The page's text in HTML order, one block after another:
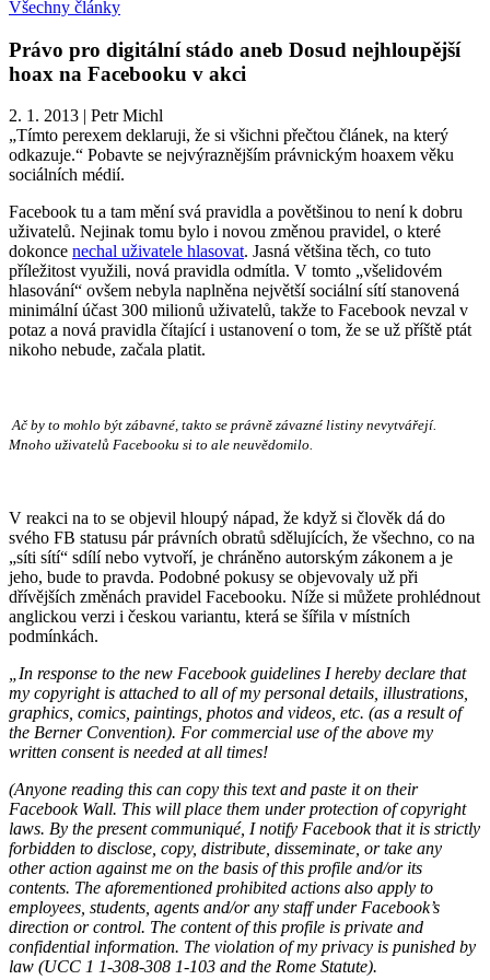
Všechny články
Právo pro digitální stádo aneb Dosud nejhloupější
hoax na Facebooku v akci
2. 1. 2013 | Petr Michl
„Tímto perexem deklaruji, že si všichni přečtou článek, na který
odkazuje.“ Pobavte se nejvýraznějším právnickým hoaxem věku
sociálních médií.
Facebook tu a tam mění svá pravidla a povětšinou to není k dobru
uživatelů. Nejinak tomu bylo i novou změnou pravidel, o které
dokonce nechal uživatele hlasovat. Jasná většina těch, co tuto
příležitost využili, nová pravidla odmítla. V tomto „všelidovém
hlasování“ ovšem nebyla naplněna největší sociální sítí stanovená
minimální účast 300 milionů uživatelů, takže to Facebook nevzal v
potaz a nová pravidla čítající i ustanovení o tom, že se už příště ptát
nikoho nebude, začala platit.
Ač by to mohlo být zábavné, takto se právně závazné listiny nevytvářejí.
Mnoho uživatelů Facebooku si to ale neuvědomilo.
V reakci na to se objevil hloupý nápad, že když si člověk dá do
svého FB statusu pár právních obratů sdělujících, že všechno, co na
„síti sítí“ sdílí nebo vytvoří, je chráněno autorským zákonem a je
jeho, bude to pravda. Podobné pokusy se objevovaly už při
dřívějších změnách pravidel Facebooku. Níže si můžete prohlédnout
anglickou verzi i českou variantu, která se šířila v místních
podmínkách.
„In response to the new Facebook guidelines I hereby declare that
my copyright is attached to all of my personal details, illustrations,
graphics, comics, paintings, photos and videos, etc. (as a result of
the Berner Convention). For commercial use of the above my
written consent is needed at all times!
(Anyone reading this can copy this text and paste it on their
Facebook Wall. This will place them under protection of copyright
laws. By the present communiqué, I notify Facebook that it is strictly
forbidden to disclose, copy, distribute, disseminate, or take any
other action against me on the basis of this profile and/or its
contents. The aforementioned prohibited actions also apply to
employees, students, agents and/or any staff under Facebook’s
direction or control. The content of this profile is private and
confidential information. The violation of my privacy is punished by
law (UCC 1 1-308-308 1-103 and the Rome Statute).